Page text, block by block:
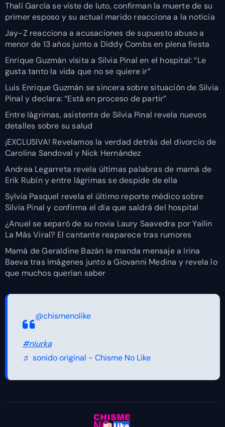
Thalí García se viste de luto, confirman la muerte de su
primer esposo y su actual marido reacciona a la noticia
Jay-Z reacciona a acusaciones de supuesto abuso a
menor de 13 años junto a Diddy Combs en plena fiesta
Enrique Guzmán visita a Silvia Pinal en el hospital: “Le
gusta tanto la vida que no se quiere ir”
Luis Enrique Guzmán se sincera sobre situación de Silvia
Pinal y declara: “Está en proceso de partir”
Entre lágrimas, asistente de Silvia Pinal revela nuevos
detalles sobre su salud
¡EXCLUSIVA! Revelamos la verdad detrás del divorcio de
Carolina Sandoval y Nick Hernández
Andrea Legarreta revela últimas palabras de mamá de
Erik Rubín y entre lágrimas se despide de ella
Sylvia Pasquel revela el último reporte médico sobre
Silvia Pinal y confirma el día que saldrá del hospital
¿Anuel se separó de su novia Laury Saavedra por Yailin
La Más Viral? El cantante reaparece tras rumores
Mamá de Geraldine Bazán le manda mensaje a Irina
Baeva tras imágenes junto a Giovanni Medina y revela lo
que muchos querían saber
@chismenolike
#niurka
♬ sonido original - Chisme No Like